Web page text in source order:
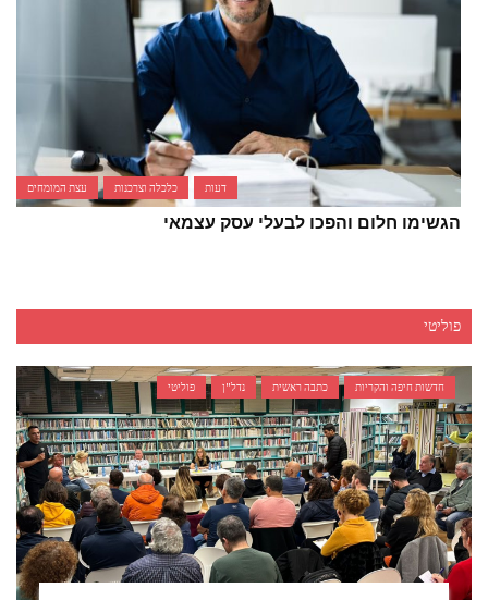
דעות כלכלה וצרכנות עצת המומחים
הגשימו חלום והפכו לבעלי עסק עצמאי
פוליטי
חדשות חיפה והקריות כתבה ראשית נדל"ן פוליטי